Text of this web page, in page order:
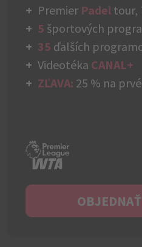
Premier Padel tour,
5 športových
35 ďalších
Videotéka CANAL+
ZĽAVA: 25 % na